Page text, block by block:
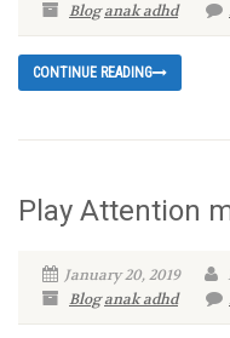
Blog anak adhd
CONTINUE READING
Play Attention
January 20, 2019
Blog anak adhd